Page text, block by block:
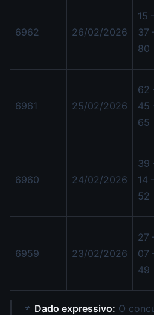
6962 26/02/2026
15
37
80
6961 25/02/2026
62
45
65
6960 24/02/2026
39
14
52
6959 23/02/2026
27
07
49
📌 Dado expressivo: O